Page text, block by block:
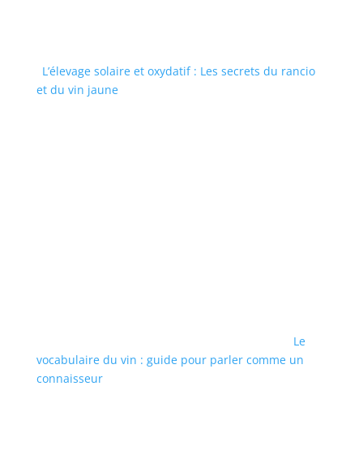
L’élevage solaire et oxydatif : Les secrets du rancio
et du vin jaune
Le
vocabulaire du vin : guide pour parler comme un
connaisseur